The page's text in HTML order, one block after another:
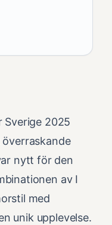
Sverige 2025
nytt för den
av I
med
unik upplevelse.